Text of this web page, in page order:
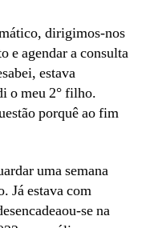
dirigimos-nos
e agendar a consulta
estava
o meu 2° filho.
porquê ao fim
uma semana
Já estava com
se na